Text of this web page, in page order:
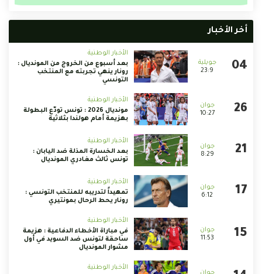
أخر الأخبار
23:9
الأخبار الوطنية
بعد أسبوع من الخروج من المونديال :
رونار ينهي تجربته مع المنتخب
التونسي
10:27
الأخبار الوطنية
مونديال 2026 : تونس تودّع البطولة
بهزيمة أمام هولندا بثلاثية
8:29
الأخبار الوطنية
بعد الخسارة المذلة ضد اليابان :
تونس ثالث مغادري المونديال
6:12
الأخبار الوطنية
تمهيداً لتدريبه للمنتخب التونسي :
رونار يحط الرحال بمونتيري
11:53
الأخبار الوطنية
في مباراة الأخطاء الدفاعية : هزيمة
ساحقة لتونس ضد السويد في أول
مشوار المونديال
الأخبار الوطنية